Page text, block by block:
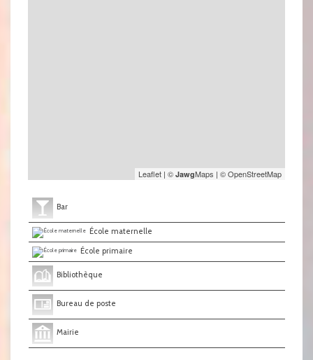
Leaflet | © JawgMaps | © OpenStreetMap
Bar
École maternelle
École primaire
Bibliothèque
Bureau de poste
Mairie